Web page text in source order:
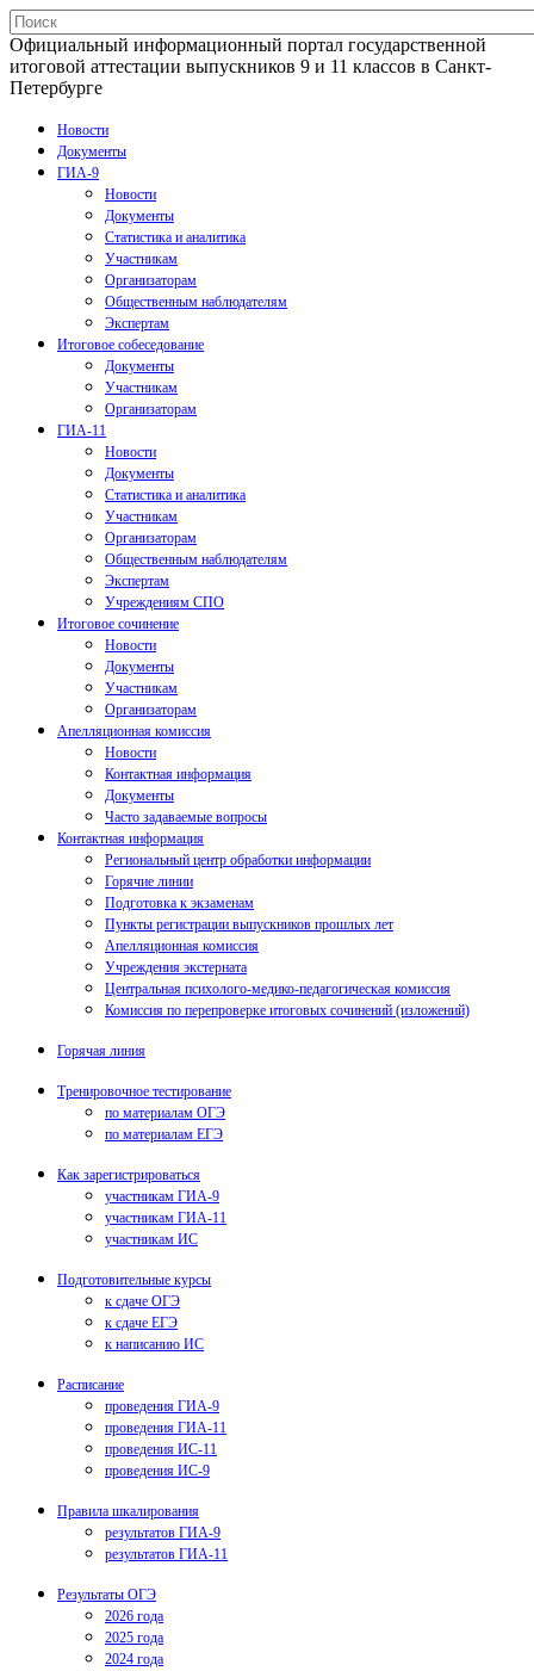
Официальный информационный портал государственной
итоговой аттестации выпускников 9 и 11 классов в Санкт-
Петербурге
Новости
Документы
ГИА-9
Новости
Документы
Статистика и аналитика
Участникам
Организаторам
Общественным наблюдателям
Экспертам
Итоговое собеседование
Документы
Участникам
Организаторам
ГИА-11
Новости
Документы
Статистика и аналитика
Участникам
Организаторам
Общественным наблюдателям
Экспертам
Учреждениям СПО
Итоговое сочинение
Новости
Документы
Участникам
Организаторам
Апелляционная комиссия
Новости
Контактная информация
Документы
Часто задаваемые вопросы
Контактная информация
Региональный центр обработки информации
Горячие линии
Подготовка к экзаменам
Пункты регистрации выпускников прошлых лет
Апелляционная комиссия
Учреждения экстерната
Центральная психолого-медико-педагогическая комиссия
Комиссия по перепроверке итоговых сочинений (изложений)
Горячая линия
Тренировочное тестирование
по материалам ОГЭ
по материалам ЕГЭ
Как зарегистрироваться
участникам ГИА-9
участникам ГИА-11
участникам ИС
Подготовительные курсы
к сдаче ОГЭ
к сдаче ЕГЭ
к написанию ИС
Расписание
проведения ГИА-9
проведения ГИА-11
проведения ИС-11
проведения ИС-9
Правила шкалирования
результатов ГИА-9
результатов ГИА-11
Результаты ОГЭ
2026 года
2025 года
2024 года